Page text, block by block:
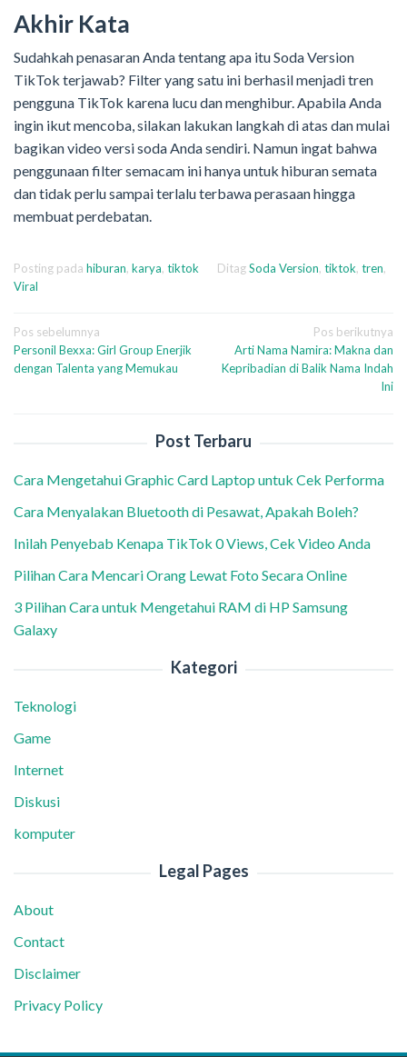
Akhir Kata
Sudahkah penasaran Anda tentang apa itu Soda Version
TikTok terjawab? Filter yang satu ini berhasil menjadi tren
pengguna TikTok karena lucu dan menghibur. Apabila Anda
ingin ikut mencoba, silakan lakukan langkah di atas dan mulai
bagikan video versi soda Anda sendiri. Namun ingat bahwa
penggunaan filter semacam ini hanya untuk hiburan semata
dan tidak perlu sampai terlalu terbawa perasaan hingga
membuat perdebatan.
Posting pada hiburan, karya, tiktok DitagSoda Version, tiktok, tren,
Viral
Navigasi
pos
Pos sebelumnya
Personil Bexxa: Girl Group Enerjik
dengan Talenta yang Memukau
Pos berikutnya
Arti Nama Namira: Makna dan
Kepribadian di Balik Nama Indah
Ini
Post Terbaru
Cara Mengetahui Graphic Card Laptop untuk Cek Performa
Cara Menyalakan Bluetooth di Pesawat, Apakah Boleh?
Inilah Penyebab Kenapa TikTok 0 Views, Cek Video Anda
Pilihan Cara Mencari Orang Lewat Foto Secara Online
3 Pilihan Cara untuk Mengetahui RAM di HP Samsung
Galaxy
Kategori
Teknologi
Game
Internet
Diskusi
komputer
Legal Pages
About
Contact
Disclaimer
Privacy Policy